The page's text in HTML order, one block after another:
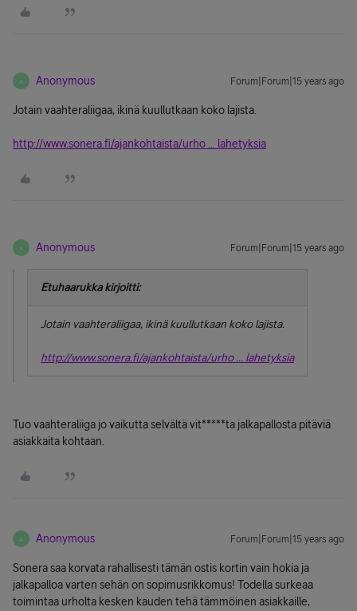
A Anonymous Forum|Forum|15 years ago
Jotain vaahteraliigaa, ikinä kuullutkaan koko lajista.
http://www.sonera.fi/ajankohtaista/urho ... lahetyksia
A Anonymous Forum|Forum|15 years ago
Etuhaarukka kirjoitti:
Jotain vaahteraliigaa, ikinä kuullutkaan koko lajista.
http://www.sonera.fi/ajankohtaista/urho ... lahetyksia
Tuo vaahteraliiga jo vaikutta selvältä vit*****ta jalkapallosta pitäviä
asiakkaita kohtaan.
A Anonymous Forum|Forum|15 years ago
Sonera saa korvata rahallisesti tämän ostis kortin vain hokia ja
jalkapalloa varten sehän on sopimusrikkomus! Todella surkeaa
toimintaa urholta kesken kauden tehä tämmöinen asiakkaille,